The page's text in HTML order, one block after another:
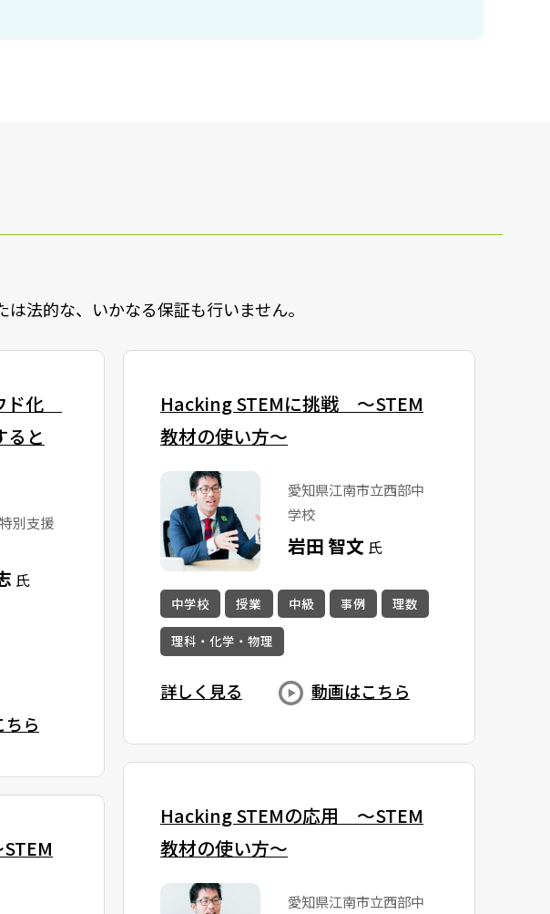
法的な、いかなる保証も行いません。
ド化
ると
別支援
氏
ちら
Hacking STEMに挑戦 〜STEM
教材の使い方〜
愛知県江南市立西部中
学校
岩田 智文 氏
中学校 授業 中級 事例 理数
理科・化学・物理
詳しく見る 動画はこちら
Hacking STEMの応用 〜STEM
教材の使い方〜
愛知県江南市立西部中